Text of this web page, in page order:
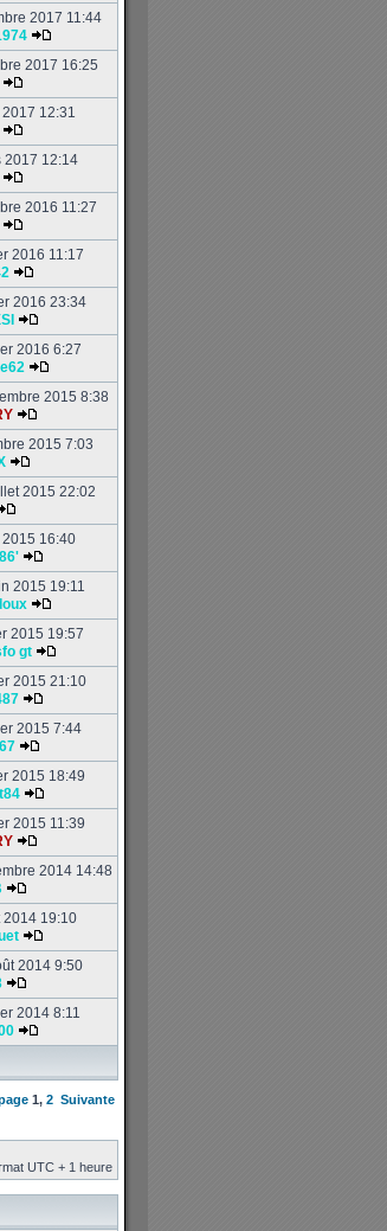
2017 11:44
2017 16:25
12:31
2017 12:14
2016 11:27
2016 11:17
2016 23:34
2016 6:27
2015 8:38
2015 7:03
2015 22:02
16:40
2015 19:11
2015 19:57
gt
2015 21:10
2015 7:44
2015 18:49
2015 11:39
2014 14:48
2014 19:10
2014 9:50
2014 8:11
1, 2 Suivante
UTC + 1 heure